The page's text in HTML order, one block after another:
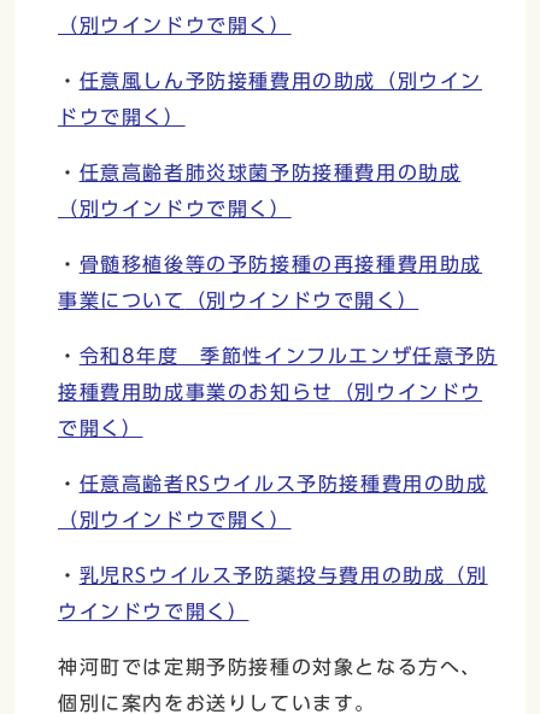
（別ウインドウで開く）
・ 任意風しん予防接種費用の助成
（別ウイン
ドウで開く）
・ 任意高齢者肺炎球菌予防接種費用の助成
（別ウインドウで開く）
・ 骨髄移植後等の予防接種の再接種費用助成
事業について
（別ウインドウで開く）
・ 令和8年度 季節性インフルエンザ任意予防
接種費用助成事業のお知らせ
（別ウインドウ
で開く）
・ 任意高齢者RSウイルス予防接種費用の助成
（別ウインドウで開く）
・ 乳児RSウイルス予防薬投与費用の助成 （別
ウインドウで開く）
神河町では定期予防接種の対象となる方へ、
個別に案内をお送りしています。